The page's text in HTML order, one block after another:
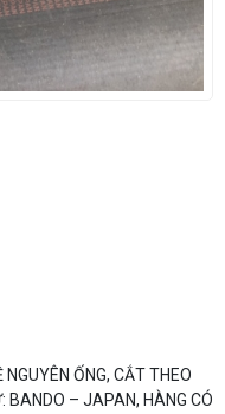
ỐNG, CẮT THEO
BANDO – JAPAN, HÀNG CÓ